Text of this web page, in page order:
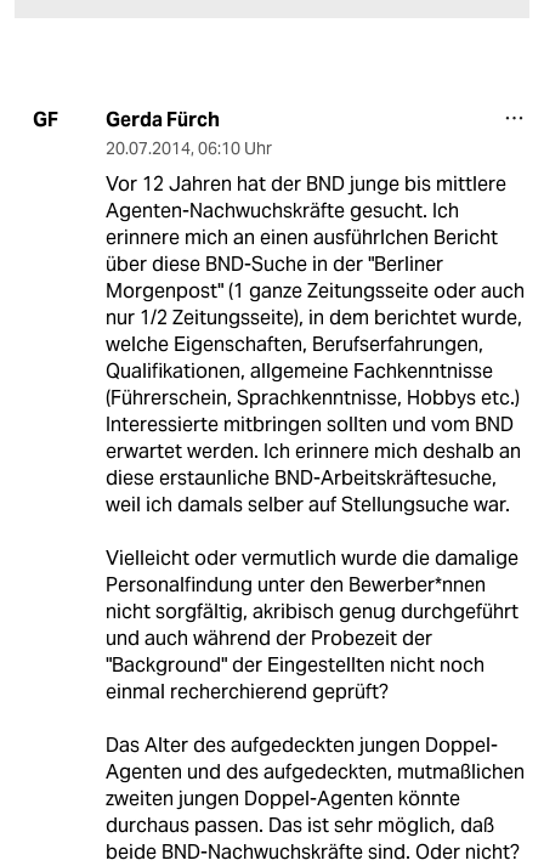
GF Gerda Fürch
20.07.2014, 06:10 Uhr
Vor 12 Jahren hat der BND junge bis mittlere
Agenten-Nachwuchskräfte gesucht. Ich
erinnere mich an einen ausführlchen Bericht
über diese BND-Suche in der "Berliner
Morgenpost" (1 ganze Zeitungsseite oder auch
nur 1/2 Zeitungsseite), in dem berichtet wurde,
welche Eigenschaften, Berufserfahrungen,
Qualifikationen, allgemeine Fachkenntnisse
(Führerschein, Sprachkenntnisse, Hobbys etc.)
Interessierte mitbringen sollten und vom BND
erwartet werden. Ich erinnere mich deshalb an
diese erstaunliche BND-Arbeitskräftesuche,
weil ich damals selber auf Stellungsuche war.
Vielleicht oder vermutlich wurde die damalige
Personalfindung unter den Bewerber*nnen
nicht sorgfältig, akribisch genug durchgeführt
und auch während der Probezeit der
"Background" der Eingestellten nicht noch
einmal recherchierend geprüft?
Das Alter des aufgedeckten jungen Doppel-
Agenten und des aufgedeckten, mutmaßlichen
zweiten jungen Doppel-Agenten könnte
durchaus passen. Das ist sehr möglich, daß
beide BND-Nachwuchskräfte sind. Oder nicht?